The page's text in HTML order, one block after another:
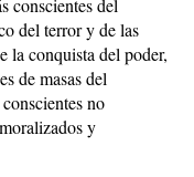
conscientes del
del terror y de las
la conquista del poder,
de masas del
no
y